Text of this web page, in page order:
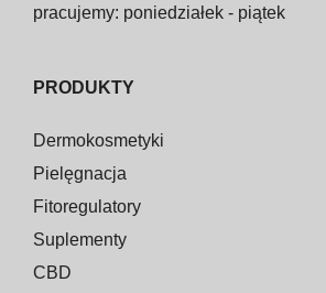
pracujemy: poniedziałek - piątek
PRODUKTY
Dermokosmetyki
Pielęgnacja
Fitoregulatory
Suplementy
CBD